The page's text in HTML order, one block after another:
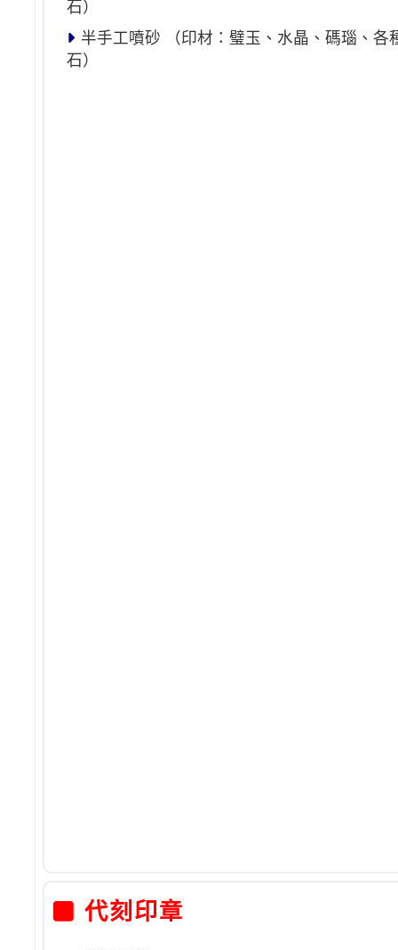
石）
半手工噴砂 （印材：璧玉、水晶、碼瑙、各
石）
代刻印章